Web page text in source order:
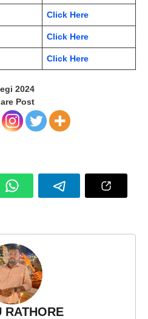
Click Here
Click Here
Click Here
2024
Post
RATHORE